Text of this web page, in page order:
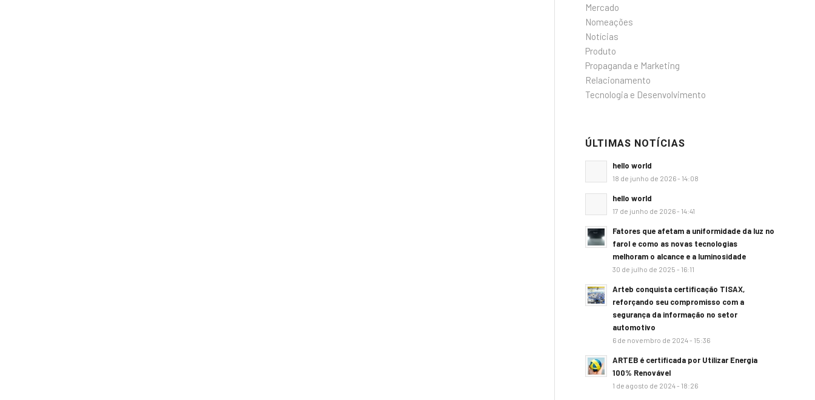
Mercado
Nomeações
Notícias
Produto
Propaganda e Marketing
Relacionamento
Tecnologia e Desenvolvimento
ÚLTIMAS NOTÍCIAS
hello world
18 de junho de 2026 - 14:08
hello world
17 de junho de 2026 - 14:41
Fatores que afetam a uniformidade da luz no
farol e como as novas tecnologias
melhoram o alcance e a luminosidade
30 de julho de 2025 - 16:11
Arteb conquista certificação TISAX,
reforçando seu compromisso com a
segurança da informação no setor
automotivo
6 de novembro de 2024 - 15:36
ARTEB é certificada por Utilizar Energia
100% Renovável
1 de agosto de 2024 - 18:26